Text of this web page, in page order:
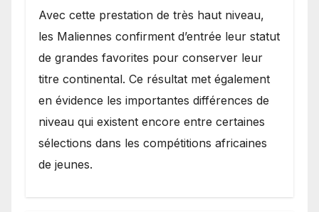
Avec cette prestation de très haut niveau,
les Maliennes confirment d’entrée leur statut
de grandes favorites pour conserver leur
titre continental. Ce résultat met également
en évidence les importantes différences de
niveau qui existent encore entre certaines
sélections dans les compétitions africaines
de jeunes.